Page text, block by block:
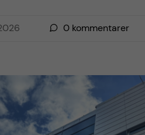
0 kommentarer